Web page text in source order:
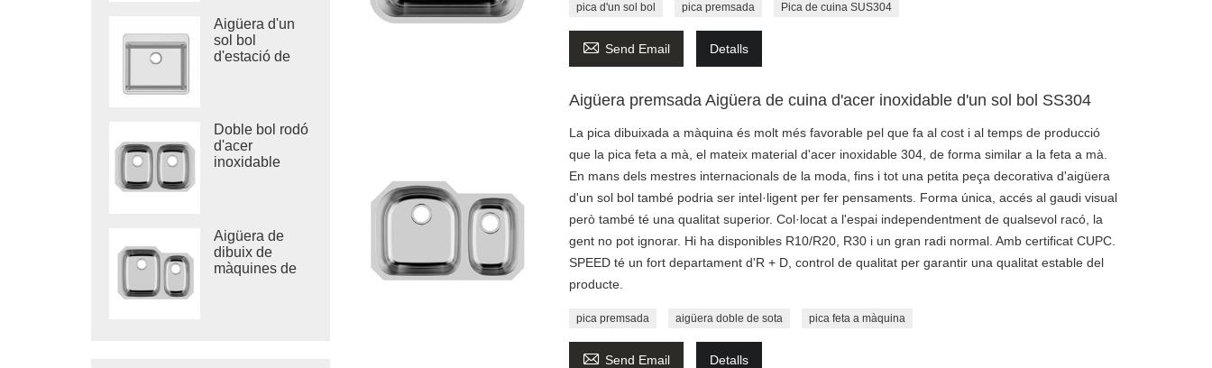
inoxidable
Aigüera d'un
sol bol
d'estació de
Doble bol rodó
d'acer
inoxidable
Vietnam
Aigüera de
dibuix de
màquines de
pica d'un sol bol pica premsada Pica de cuina SUS304
 Send Email Detalls
Aigüera premsada Aigüera de cuina d'acer inoxidable d'un sol bol SS304
La pica dibuixada a màquina és molt més favorable pel que fa al cost i al temps de producció
que la pica feta a mà, el mateix material d'acer inoxidable 304, de forma similar a la feta a mà.
En mans dels mestres internacionals de la moda, fins i tot una petita peça decorativa d'aigüera
d'un sol bol també podria ser intel·ligent per fer pensaments. Forma única, accés al gaudi visual
però també té una qualitat superior. Col·locat a l'espai independentment de qualsevol racó, la
gent no pot ignorar. Hi ha disponibles R10/R20, R30 i un gran radi normal. Amb certificat CUPC.
SPEED té un fort departament d'R + D, control de qualitat per garantir una qualitat estable del
producte.
pica premsada aigüera doble de sota pica feta a màquina
 Send Email Detalls